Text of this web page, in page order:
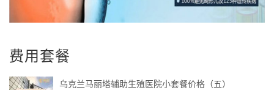
费用套餐
乌克兰马丽塔辅助生殖医院小套餐价格（五）